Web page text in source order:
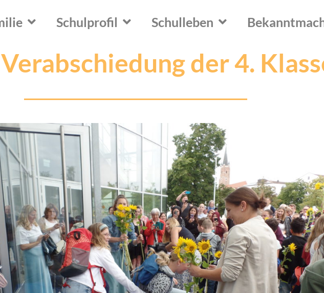
Schulprofil Schulleben
der 4.